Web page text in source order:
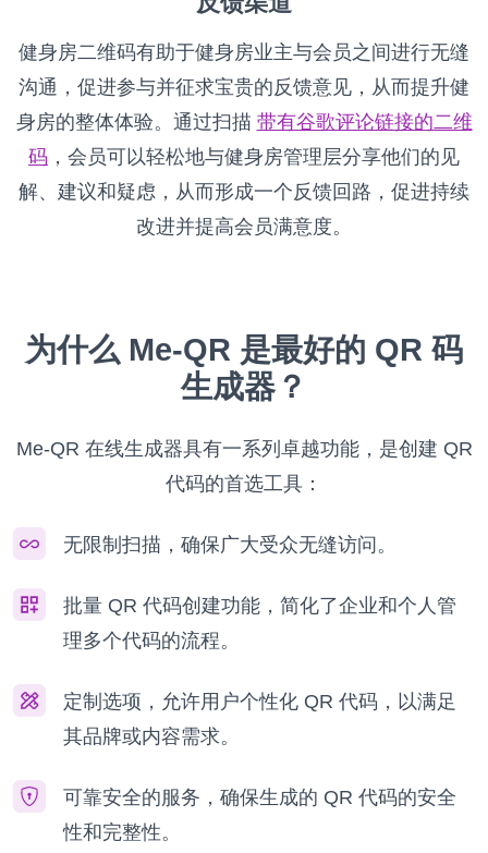
健身房二维码有助于健身房业主与会员之间进行无缝
沟通，促进参与并征求宝贵的反馈意见，从而提升健
身房的整体体验。通过扫描 带有谷歌评论链接的二维
码 ，会员可以轻松地与健身房管理层分享他们的见
解、建议和疑虑，从而形成一个反馈回路，促进持续
改进并提高会员满意度。
为什么 Me-QR 是最好的 QR 码
生成器？
Me-QR 在线生成器具有一系列卓越功能，是创建 QR
代码的首选工具：
无限制扫描，确保广大受众无缝访问。
批量 QR 代码创建功能，简化了企业和个人管
理多个代码的流程。
定制选项，允许用户个性化 QR 代码，以满足
其品牌或内容需求。
可靠安全的服务，确保生成的 QR 代码的安全
性和完整性。